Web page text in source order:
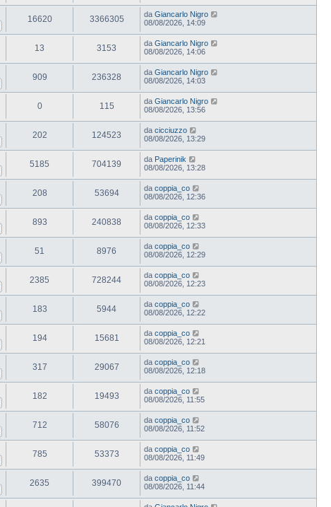
16620 3366305 da Giancarlo Nigro
08/08/2026, 14:09
13 3153 da Giancarlo Nigro
08/08/2026, 14:06
909 236328 da Giancarlo Nigro
08/08/2026, 14:03
0 115 da Giancarlo Nigro
08/08/2026, 13:56
202 124523 da cicciuzzo
08/08/2026, 13:29
5185 704139 da Paperinik
08/08/2026, 13:28
208 53694 da coppia_co
08/08/2026, 12:36
893 240838 da coppia_co
08/08/2026, 12:33
51 8976 da coppia_co
08/08/2026, 12:29
2385 728244 da coppia_co
08/08/2026, 12:23
183 5944 da coppia_co
08/08/2026, 12:22
194 15681 da coppia_co
08/08/2026, 12:21
317 29067 da coppia_co
08/08/2026, 12:18
182 19493 da coppia_co
08/08/2026, 11:55
712 58076 da coppia_co
08/08/2026, 11:52
785 53373 da coppia_co
08/08/2026, 11:49
2635 399470 da coppia_co
08/08/2026, 11:44